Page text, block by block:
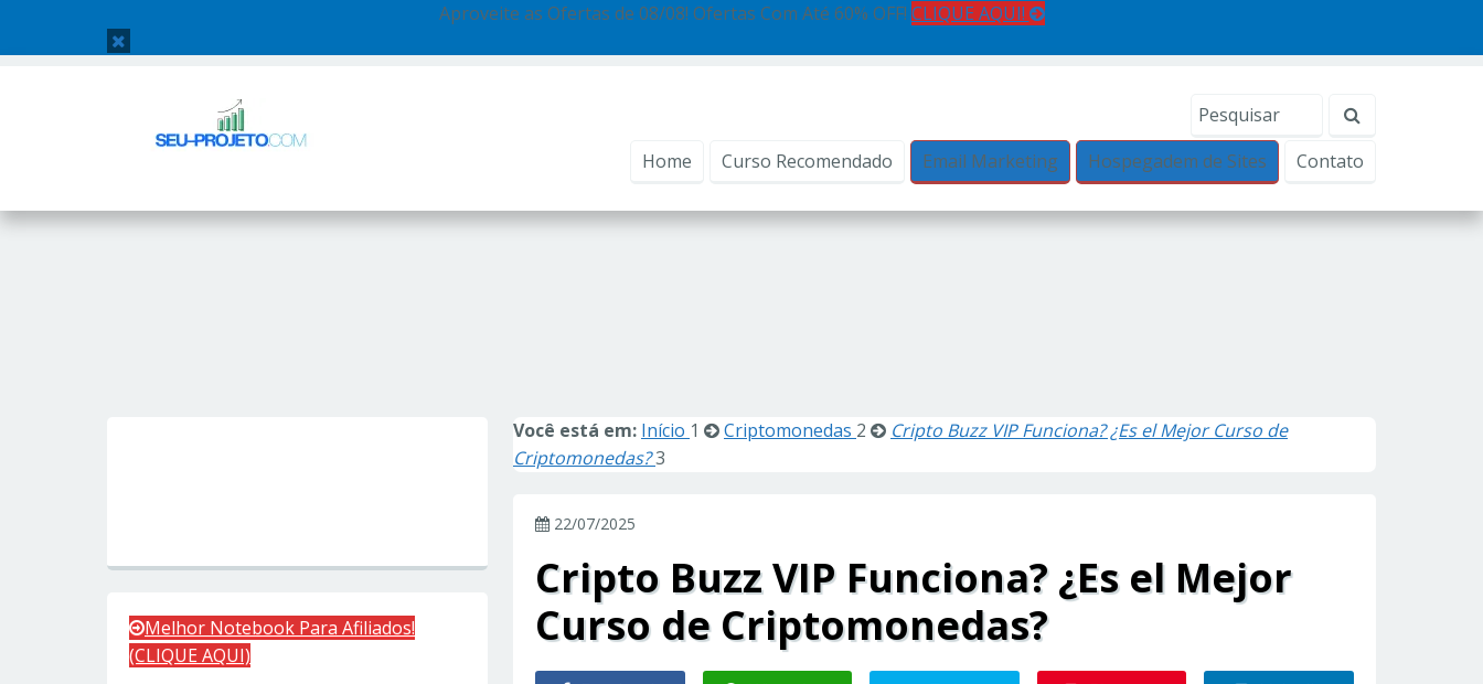
Aproveite as Ofertas de 08/08! Ofertas Com Até 60% OFF! CLIQUE AQUI!
Home Curso Recomendado Email Marketing Hospegadem de Sites Contato
Você está em: Início 1 Criptomonedas 2
Cripto Buzz VIP Funciona? ¿Es el Mejor Curso de
Criptomonedas?3
22/07/2025
Cripto Buzz VIP Funciona? ¿Es el Mejor
Curso de Criptomonedas?
Melhor Notebook Para Afiliados!
(CLIQUE AQUI)